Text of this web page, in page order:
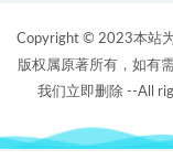
Copyright © 2023本站
版权属原著所有，如有
我们立即删除 --All